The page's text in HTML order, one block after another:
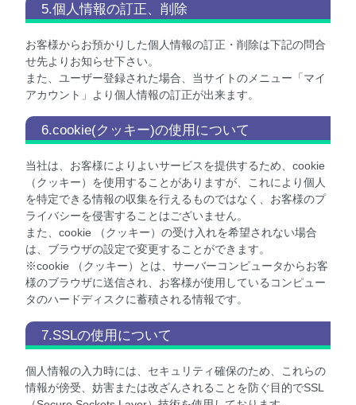
5.個人情報の訂正、削除
お客様からお預かりした個人情報の訂正・削除は下記の問合
せ先よりお知らせ下さい。
また、ユーザー登録された場合、当サイトのメニュー「マイ
アカウント」より個人情報の訂正が出来ます。
6.cookie(クッキー)の使用について
当社は、お客様によりよいサービスを提供するため、cookie
（クッキー）を使用することがありますが、これにより個人
を特定できる情報の収集を行えるものではなく、お客様のプ
ライバシーを侵害することはございません。
また、cookie （クッキー）の受け入れを希望されない場合
は、ブラウザの設定で変更することができます。
※cookie （クッキー）とは、サーバーコンピュータからお客
様のブラウザに送信され、お客様が使用しているコンピュー
タのハードディスクに蓄積される情報です。
7.SSLの使用について
個人情報の入力時には、セキュリティ確保のため、これらの
情報が傍受、妨害または改ざんされることを防ぐ目的でSSL